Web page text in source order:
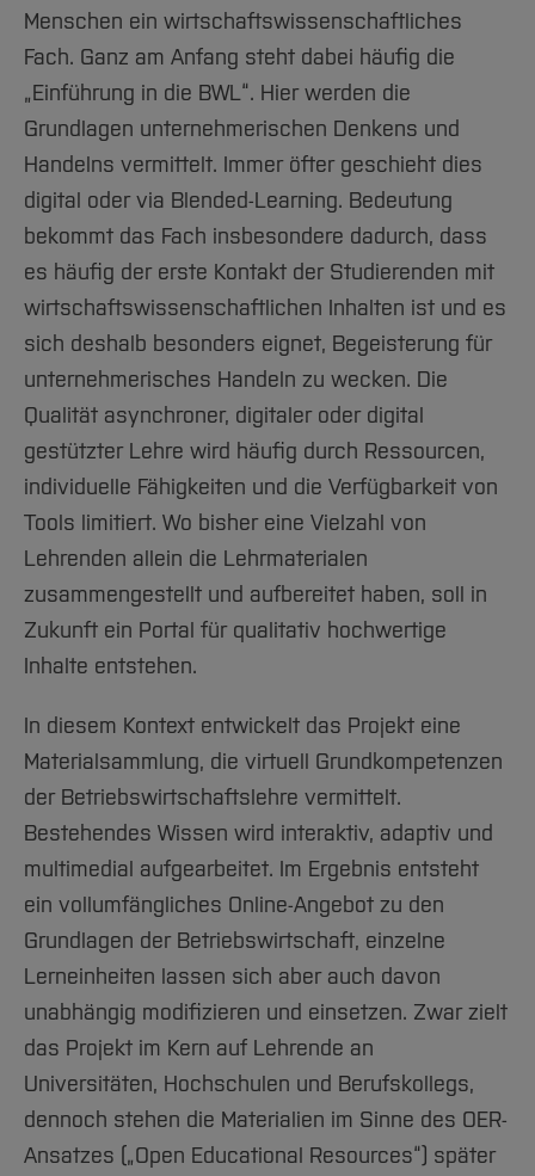
Arbeiten im FB G
Forschung und Projekte
International
Team
Service
Studiengänge
Studieninteressierte
Aktuelles
Studium
Fachgruppen
Forschung und Entwicklung
International
Service
Amtliche Bekanntmachungen
Notfall-Infos
BO Shop
Familiengerechte Hochschule
Gleichstellung
Diskriminierungsfreie Hochschule
Vertretungen
Wahlen
Hochschulbibliothek
Hochschulkommunikation
International Office
Medienzentrum
Zentrale Studienberatung
Menschen ein wirtschaftswissenschaftliches
Fach. Ganz am Anfang steht dabei häufig die
„Einführung in die BWL“. Hier werden die
Grundlagen unternehmerischen Denkens und
Handelns vermittelt. Immer öfter geschieht dies
digital oder via Blended-Learning. Bedeutung
bekommt das Fach insbesondere dadurch, dass
es häufig der erste Kontakt der Studierenden mit
wirtschaftswissenschaftlichen Inhalten ist und es
sich deshalb besonders eignet, Begeisterung für
unternehmerisches Handeln zu wecken. Die
Qualität asynchroner, digitaler oder digital
gestützter Lehre wird häufig durch Ressourcen,
individuelle Fähigkeiten und die Verfügbarkeit von
Tools limitiert. Wo bisher eine Vielzahl von
Lehrenden allein die Lehrmaterialen
zusammengestellt und aufbereitet haben, soll in
Zukunft ein Portal für qualitativ hochwertige
Inhalte entstehen.
In diesem Kontext entwickelt das Projekt eine
Materialsammlung, die virtuell Grundkompetenzen
der Betriebswirtschaftslehre vermittelt.
Bestehendes Wissen wird interaktiv, adaptiv und
multimedial aufgearbeitet. Im Ergebnis entsteht
ein vollumfängliches Online-Angebot zu den
Grundlagen der Betriebswirtschaft, einzelne
Lerneinheiten lassen sich aber auch davon
unabhängig modifizieren und einsetzen. Zwar zielt
das Projekt im Kern auf Lehrende an
Universitäten, Hochschulen und Berufskollegs,
dennoch stehen die Materialien im Sinne des OER-
Ansatzes („Open Educational Resources“) später